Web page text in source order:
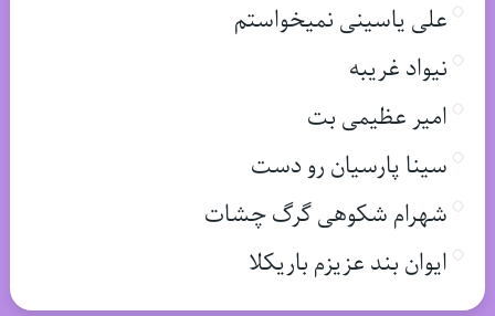
علی یاسینی نمیخواستم
نیواد غریبه
امیر عظیمی بت
سینا پارسیان رو دست
شهرام شکوهی گرگ چشات
ایوان بند عزیزم باریکلا